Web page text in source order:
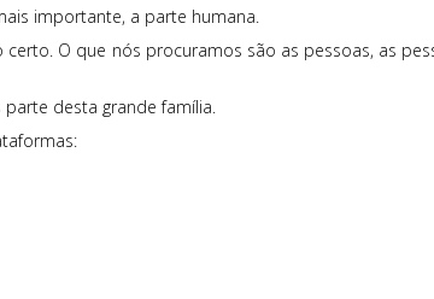
importante, a parte humana.
O que nós procuramos são as pessoas, as
desta grande família.